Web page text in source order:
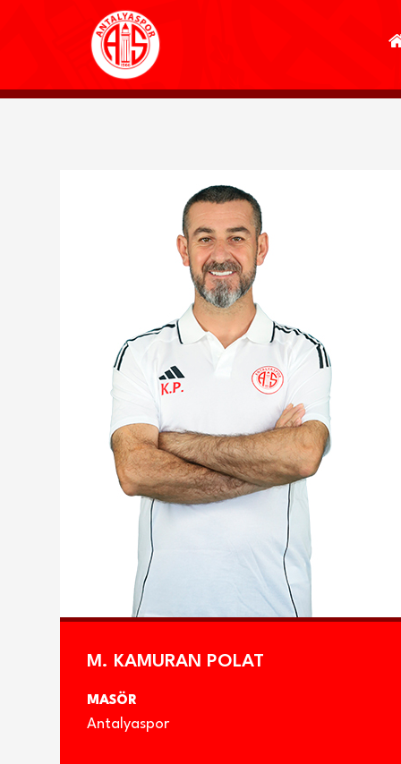
M. KAMURAN POLAT
MASÖR
Antalyaspor